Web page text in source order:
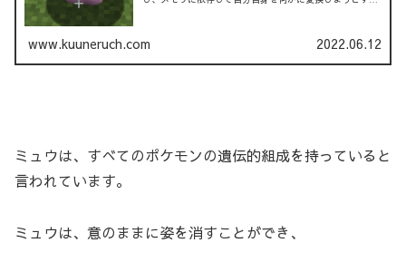
www.kuuneruch.com 2022.06.12
ミュウは、すべてのポケモンの遺伝的組成を持っていると
言われています。
ミュウは、意のままに姿を消すことができ、